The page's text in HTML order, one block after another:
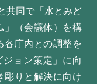
共同で「水とみど
」（会議体）を構
各庁内との調整を
ョン策定」に向
彫りと解決に向け